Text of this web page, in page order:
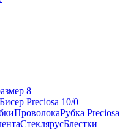
8
Бисер Preciosa 10/0
ПроволокаРубка Preciosa
СтеклярусБлестки